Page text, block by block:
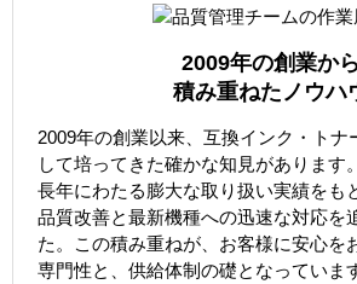
2009年の創業から
積み重ねたノウハ
2009年の創業以来、互換インク・トナ
して培ってきた確かな知見があります。
長年にわたる膨大な取り扱い実績をも
品質改善と最新機種への迅速な対応を
た。この積み重ねが、お客様に安心を
専門性と、供給体制の礎となっていま